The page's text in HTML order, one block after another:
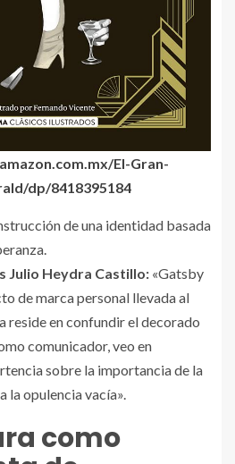
El-Gran-
dp/8418395184
de una identidad basada
Julio Heydra Castillo: «Gatsby
de marca personal llevada al
reside en confundir el decorado
comunicador, veo en
sobre la importancia de la
la opulencia vacía».
como